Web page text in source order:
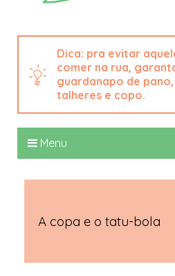
pra evitar
comer na rua,
guardanapo de
talheres e copo.
Menu
A copa e o tatu-bola